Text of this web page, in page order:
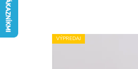
VÝPREDAJ